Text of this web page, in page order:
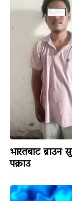
भारतबाट
पक्राउ